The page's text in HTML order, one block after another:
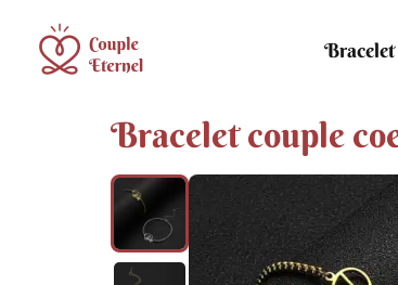
Bracelet
Bracelet couple